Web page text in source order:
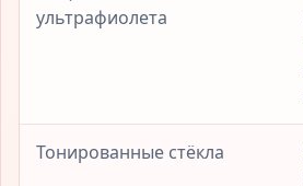
ультрафиолета
Тонированные стёкла